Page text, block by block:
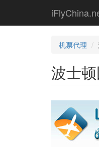
main
机票代理
波士